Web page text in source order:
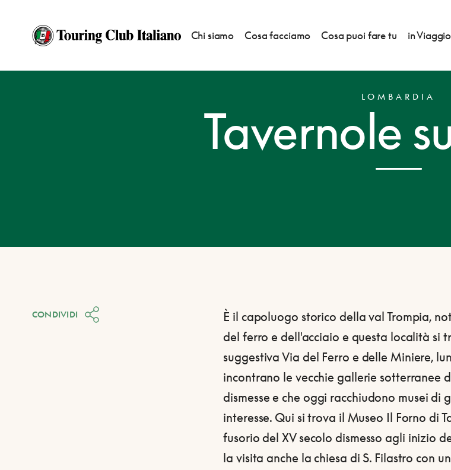
Chi siamo Cosa facciamo Cosa puoi fare tu in Viaggio
HOME DESTINAZIONI TAVERNOLE SUL MELLA
LOMBARDIA
Tavernole
È il capoluogo storico della val Trompia,
del ferro e dell'acciaio e questa località si
suggestiva Via del Ferro e delle Miniere,
incontrano le vecchie gallerie sotterranee
dismesse e che oggi racchiudono musei di
interesse. Qui si trova il Museo Il Forno di
fusorio del XV secolo dismesso agli inizio
la visita anche la chiesa di S. Filastro con
CONDIVIDI